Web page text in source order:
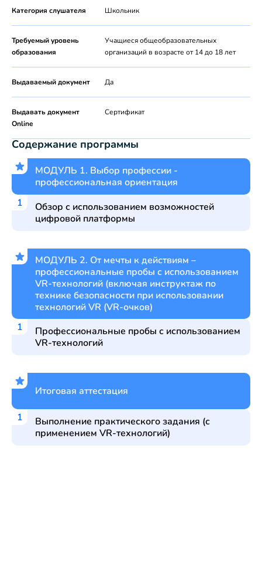
Категория слушателя Школьник
Требуемый уровень
образования
Учащиеся общеобразовательных
организаций в возрасте от 14 до 18 лет
Выдаваемый документ Да
Выдавать документ
Online
Сертификат
Содержание программы
МОДУЛЬ 1. Выбор профессии -
профессиональная ориентация
Обзор с использованием возможностей
цифровой платформы
МОДУЛЬ 2. От мечты к действиям –
профессиональные пробы с использованием
VR-технологий (включая инструктаж по
технике безопасности при использовании
технологий VR (VR-очков)
Профессиональные пробы с использованием
VR-технологий
Итоговая аттестация
Выполнение практического задания (с
применением VR-технологий)